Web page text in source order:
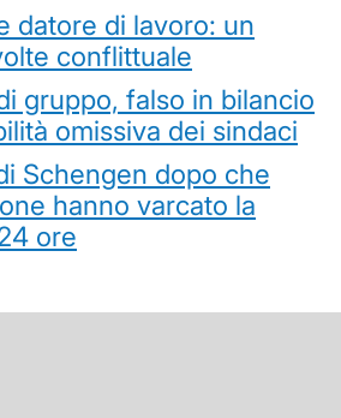
datore di lavoro: un
conflittuale
gruppo, falso in bilancio
omissiva dei sindaci
Schengen dopo che
hanno varcato la
ore